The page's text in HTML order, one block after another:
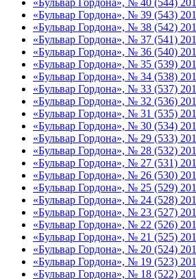
«Бульвар Гордона», № 39 (543)
«Бульвар Гордона», № 38 (542)
«Бульвар Гордона», № 37 (541)
«Бульвар Гордона», № 36 (540)
«Бульвар Гордона», № 35 (539)
«Бульвар Гордона», № 34 (538)
«Бульвар Гордона», № 33 (537)
«Бульвар Гордона», № 32 (536)
«Бульвар Гордона», № 31 (535)
«Бульвар Гордона», № 30 (534)
«Бульвар Гордона», № 29 (533)
«Бульвар Гордона», № 28 (532)
«Бульвар Гордона», № 27 (531)
«Бульвар Гордона», № 26 (530)
«Бульвар Гордона», № 25 (529)
«Бульвар Гордона», № 24 (528)
«Бульвар Гордона», № 23 (527)
«Бульвар Гордона», № 22 (526)
«Бульвар Гордона», № 21 (525)
«Бульвар Гордона», № 20 (524)
«Бульвар Гордона», № 19 (523)
«Бульвар Гордона», № 18 (522)